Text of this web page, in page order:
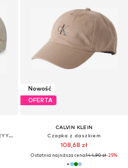
Czapka z daszkiem '9FORTY NEYYAN'
Nowość
OFERTA
CALVIN KLEIN
Czapka z daszkiem
108,68 zł
Ostatnia najniższa cena:144,90 zł-25%